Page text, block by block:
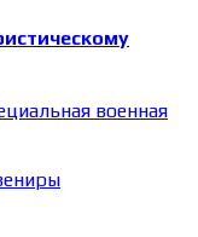
военная